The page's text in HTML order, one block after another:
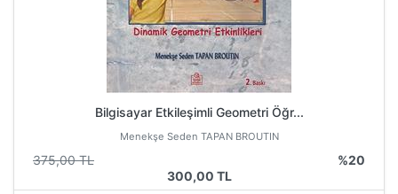
Bilgisayar Etkileşimli Geometri Öğr...
Menekşe Seden TAPAN BROUTIN
375,00 TL
%20
300,00 TL